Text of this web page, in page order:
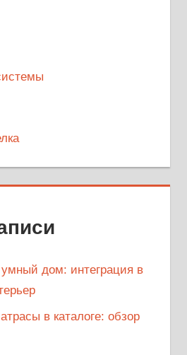
умный дом: интеграция в
в каталоге: обзор